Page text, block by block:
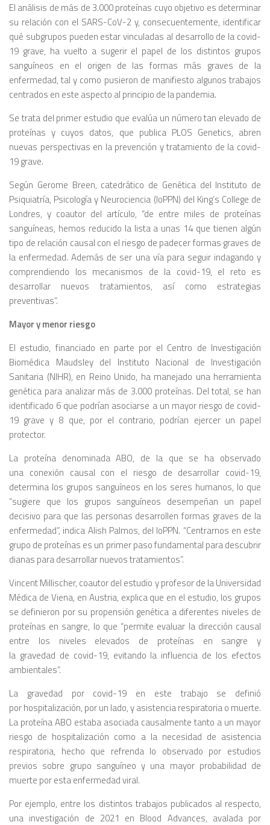
El análisis de más de 3.000 proteínas cuyo objetivo es determinar
su relación con el SARS-CoV-2 y, consecuentemente, identificar
qué subgrupos pueden estar vinculadas al desarrollo de la covid-
19 grave, ha vuelto a sugerir el papel de los distintos grupos
sanguíneos en el origen de las formas más graves de la
enfermedad, tal y como pusieron de manifiesto algunos trabajos
centrados en este aspecto al principio de la pandemia.
Se trata del primer estudio que evalúa un número tan elevado de
proteínas y cuyos datos, que publica PLOS Genetics, abren
nuevas perspectivas en la prevención y tratamiento de la covid-
19 grave.
Según Gerome Breen, catedrático de Genética del Instituto de
Psiquiatría, Psicología y Neurociencia (IoPPN) del King’s College de
Londres, y coautor del artículo, “de entre miles de proteínas
sanguíneas, hemos reducido la lista a unas 14 que tienen algún
tipo de relación causal con el riesgo de padecer formas graves de
la enfermedad. Además de ser una vía para seguir indagando y
comprendiendo los mecanismos de la covid-19, el reto es
desarrollar nuevos tratamientos, así como estrategias
preventivas”.
Mayor y menor riesgo
El estudio, financiado en parte por el Centro de Investigación
Biomédica Maudsley del Instituto Nacional de Investigación
Sanitaria (NIHR), en Reino Unido, ha manejado una herramienta
genética para analizar más de 3.000 proteínas. Del total, se han
identificado 6 que podrían asociarse a un mayor riesgo de covid-
19 grave y 8 que, por el contrario, podrían ejercer un papel
protector.
La proteína denominada ABO, de la que se ha observado
una conexión causal con el riesgo de desarrollar covid-19,
determina los grupos sanguíneos en los seres humanos, lo que
“sugiere que los grupos sanguíneos desempeñan un papel
decisivo para que las personas desarrollen formas graves de la
enfermedad”, indica Alish Palmos, del IoPPN. “Centrarnos en este
grupo de proteínas es un primer paso fundamental para descubrir
dianas para desarrollar nuevos tratamientos”.
Vincent Millischer, coautor del estudio y profesor de la Universidad
Médica de Viena, en Austria, explica que en el estudio, los grupos
se definieron por su propensión genética a diferentes niveles de
proteínas en sangre, lo que “permite evaluar la dirección causal
entre los niveles elevados de proteínas en sangre y
la gravedad de covid-19, evitando la influencia de los efectos
ambientales”.
La gravedad por covid-19 en este trabajo se definió
por hospitalización, por un lado, y asistencia respiratoria o muerte.
La proteína ABO estaba asociada causalmente tanto a un mayor
riesgo de hospitalización como a la necesidad de asistencia
respiratoria, hecho que refrenda lo observado por estudios
previos sobre grupo sanguíneo y una mayor probabilidad de
muerte por esta enfermedad viral.
Por ejemplo, entre los distintos trabajos publicados al respecto,
una investigación de 2021 en Blood Advances, avalada por